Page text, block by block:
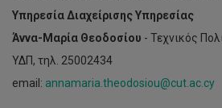
Υπηρεσία Διαχείρισης Υπηρεσίας
Άννα-Μαρία Θεοδοσίου - Τεχνικός
ΥΔΠ, τηλ. 25002434
email: annamaria.theodosiou@cut.ac.cy